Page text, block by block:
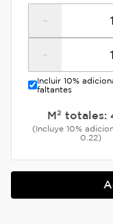
-
-
Incluir 10%
faltantes
M² totales:
(Incluye 10%
0.22)